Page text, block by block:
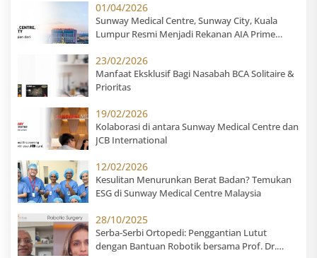
01/04/2026
Sunway Medical Centre, Sunway City, Kuala
Lumpur Resmi Menjadi Rekanan AIA Prime
23/02/2026
Manfaat Eksklusif Bagi Nasabah BCA Solitaire &
Prioritas
19/02/2026
Kolaborasi di antara Sunway Medical Centre dan
JCB International
12/02/2026
Kesulitan Menurunkan Berat Badan? Temukan
ESG di Sunway Medical Centre Malaysia
28/10/2025
Serba-Serbi Ortopedi: Penggantian Lutut
dengan Bantuan Robotik bersama Prof. Dr.